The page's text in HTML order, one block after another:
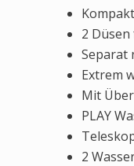
2
Separat
Extrem
Mit
PLAY
2